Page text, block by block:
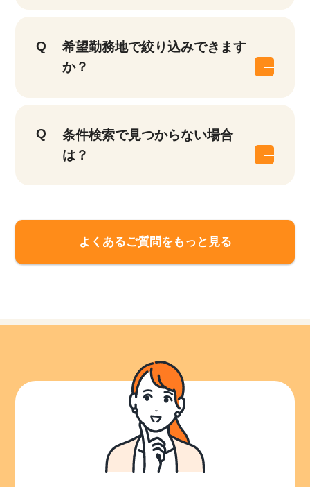
希望勤務地で絞り込みできます
か？
条件検索で見つからない場合
は？
よくあるご質問をもっと見る